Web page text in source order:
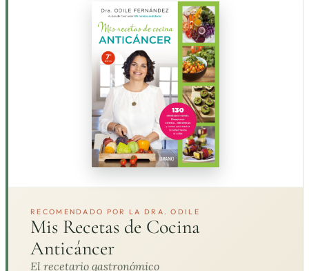
RECOMENDADO POR LA DRA. ODILE
Mis Recetas de Cocina
Anticáncer
El recetario gastronómico